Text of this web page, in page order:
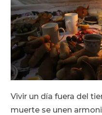
Vivir un día fuera del
muerte se unen